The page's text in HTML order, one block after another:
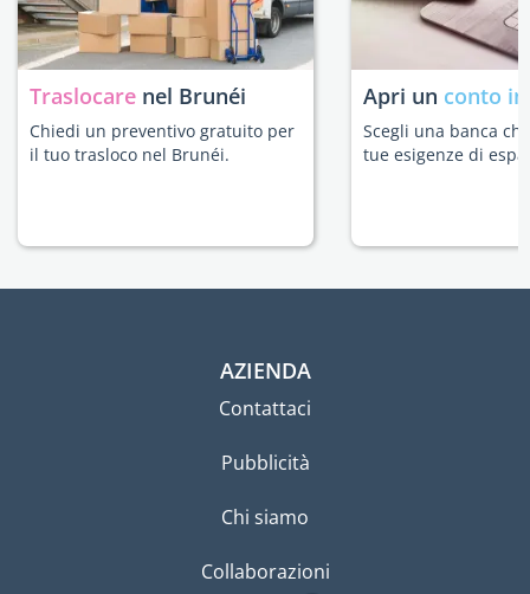
Traslocare nel Brunéi
Chiedi un preventivo gratuito per
il tuo trasloco nel Brunéi.
Apri un conto
Scegli una banca
tue esigenze di
AZIENDA
Contattaci
Pubblicità
Chi siamo
Collaborazioni